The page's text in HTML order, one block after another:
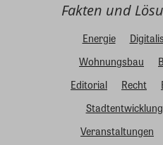
Fakten und
Energie
Wohnungsbau
Editorial
Recht
Stadtentwicklung
Veranstaltungen